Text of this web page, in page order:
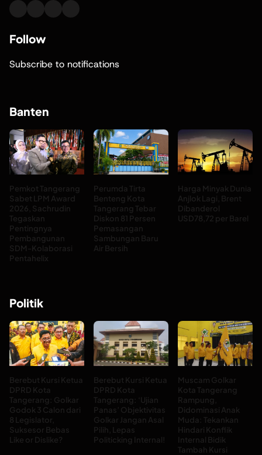
Follow
Subscribe to notifications
Banten
Pemkot Tangerang
Sabet LPM Award
2026, Sachrudin
Tegaskan
Pentingnya
Pembangunan
SDM-Kolaborasi
Pentahelix
Perumda Tirta
Benteng Kota
Tangerang Tebar
Diskon 81 Persen
Pemasangan
Sambungan Baru
Air Bersih
Harga Minyak Dunia
Anjlok Lagi, Brent
Dibanderol
USD78,72 per Barel
Politik
Berebut Kursi Ketua
DPRD Kota
Tangerang: Golkar
Godok 3 Calon dari
8 Legislator,
Suksesor Bebas
Like or Dislike?
Berebut Kursi Ketua
DPRD Kota
Tangerang: ‘Ujian
Panas’ Objektivitas
Golkar Jangan Asal
Pilih, Lepas
Politicking Internal!
Muscam Golkar
Kota Tangerang
Rampung,
Didominasi Anak
Muda: Tekankan
Hindari Konflik
Internal Bidik
Tambah Kursi